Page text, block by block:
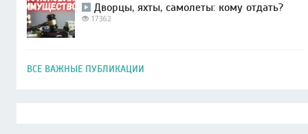
Дворцы, яхты, самолеты: кому отдать?
17362
ВСЕ ВАЖНЫЕ ПУБЛИКАЦИИ